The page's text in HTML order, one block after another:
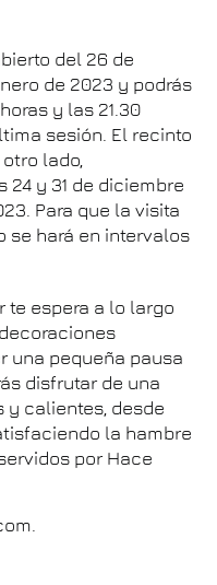
del 26 de
de 2023 y podrás
y las 21.30
sesión. El recinto
lado,
y 31 de diciembre
Para que la visita
se hará en intervalos
te espera a lo largo
una pequeña pausa
disfrutar de una
y calientes, desde
la hambre
por Hace